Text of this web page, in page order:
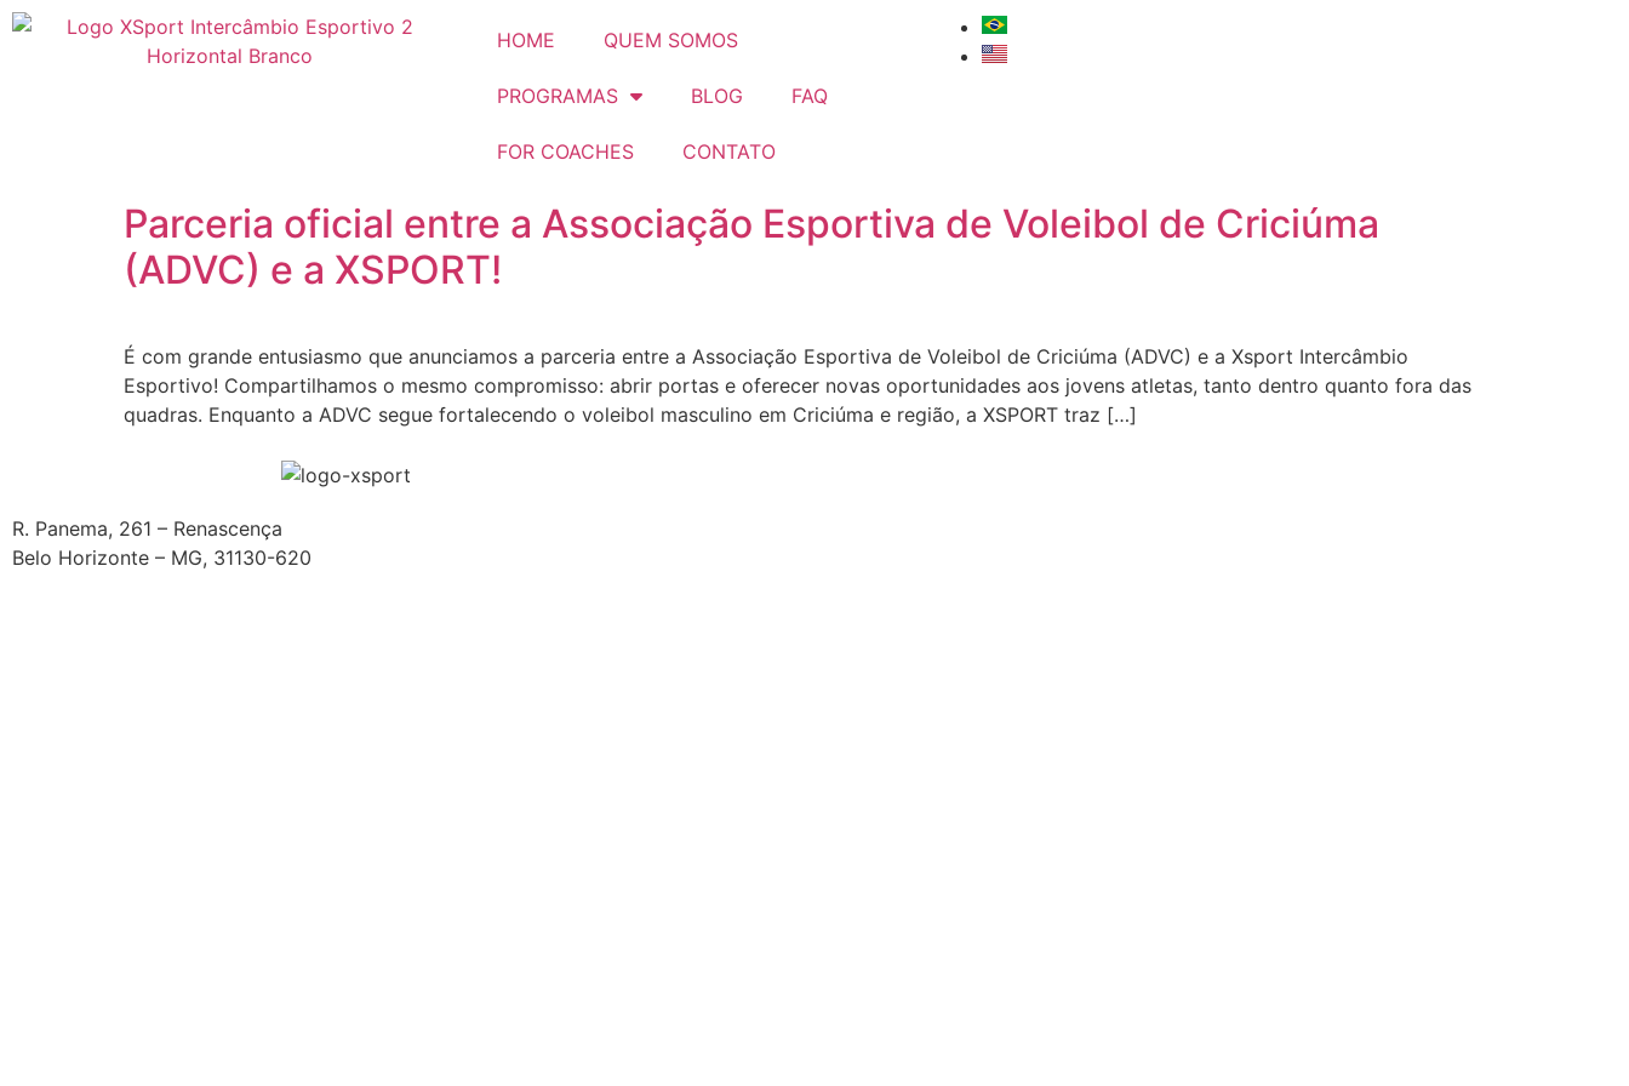
HOME QUEM SOMOS
PROGRAMAS BLOG FAQ
FOR COACHES CONTATO
Parceria oficial entre a Associação Esportiva de Voleibol de Criciúma
(ADVC) e a XSPORT!
É com grande entusiasmo que anunciamos a parceria entre a Associação Esportiva de Voleibol de Criciúma (ADVC) e a Xsport Intercâmbio
Esportivo! Compartilhamos o mesmo compromisso: abrir portas e oferecer novas oportunidades aos jovens atletas, tanto dentro quanto fora das
quadras. Enquanto a ADVC segue fortalecendo o voleibol masculino em Criciúma e região, a XSPORT traz […]
R. Panema, 261 – Renascença
Belo Horizonte – MG, 31130-620